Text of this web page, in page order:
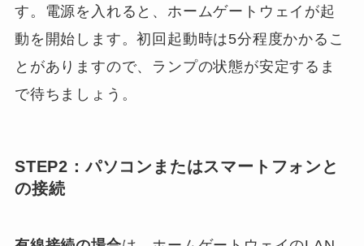
す。電源を入れると、ホームゲートウェイが起
動を開始します。初回起動時は5分程度かかるこ
とがありますので、ランプの状態が安定するま
で待ちましょう。
STEP2：パソコンまたはスマートフォンと
の接続